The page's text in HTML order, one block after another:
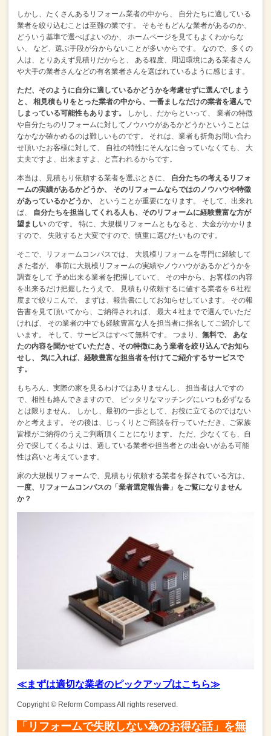
しかし、たくさんあるリフォーム業者の中から、
自分たちに適している
業者を絞り込むことは至難の業です。
そもそもどんな業者があるのか、
どういう基準で選べばよいのか、
ホームページを見てもよくわからな
い、
など、選ぶ手段が分からないことが多いからです。
なので、多くの
人は、とりあえず見積りだからと、
ある程度、周辺環境にある業者さん
や大手の業者さんなどの有名業者さんを選ばれているように感じます。
ただ、そのように自分に適しているかどうかを考慮せずに選んでしまう
と、
相見積もりをとった業者の中から、一番ましなだけの業者を選んで
しまっている可能性もあります。
しかし、だからといって、
業者の特徴
や自分たちのリフォームに対してノウハウがあるかどうかということは
なかなか確かめるのは難しいものです。
それは、業者も折角お問い合わ
せ頂いたお客様に対して、
自社の特性にそんなに合っていなくても、
大
丈夫ですよ、出来ますよ、と言われるからです。
本当は、見積もり依頼する業者を選ぶときに、
自分たちの考えるリフォ
ームの実績があるかどうか、
そのリフォームならではのノウハウや特徴
があっているかどうか、
ということが重要になります。
そして、出来れ
ば、
自分たちを担当してくれる人も、 そのリフォームに経験豊富な方が
望ましい のです。
特に、大規模リフォームともなると、大金がかかりま
すので、
失敗すると大変ですので、慎重に選びたいものです。
そこで、リフォームコンパスでは、
大規模リフォームを専門に経験して
きた者が、
事前に大規模リフォームの実績やノウハウがあるかどうかを
調査をして 予め出来る業者を把握していて、
その中から、お客様の内容
を出来るだけ把握したうえで、
見積もり依頼するに値する業者を６社程
度まで絞りこんで、
まずは、報告書にしてお知らせしています。
その報
告書を見て頂いてから、ご納得されれば、
最大４社までで選んでいただ
ければ、
その業者の中でも経験豊富な人を担当者に指名してご紹介して
います。
そして、サービスはすべて無料です。 つまり、 無料で、
あな
たの内容を聞かせていただき、その特徴にあう業者を絞り込んでお知ら
せし、
気に入れば、経験豊富な担当者を付けてご紹介するサービスで
す。
もちろん、実際の家を見るわけではありませんし、
担当者は人ですの
で、相性も絡んできますので、
ピッタリなマッチングにいつも必ずなる
とは限りません。
しかし、最初の一歩として、お役に立てるのではない
かと考えます。
その後は、じっくりとご商談を行っていただき、ご家族
皆様がご納得のうえご判断頂くことになります。
ただ、少なくても、自
分で探してくるよりは、適している業者や担当者との出会いがある可能
性は高いと考えています。
家の大規模リフォームで、見積もり依頼する業者を探されている方は、
一度、リフォームコンパスの「業者選定報告書」をご覧になりません
か？
≪まずは適切な業者のピックアップはこちら≫
Copyright © Reform Compass All rights reserved.
「リフォームで失敗しない為のお得な話」を無